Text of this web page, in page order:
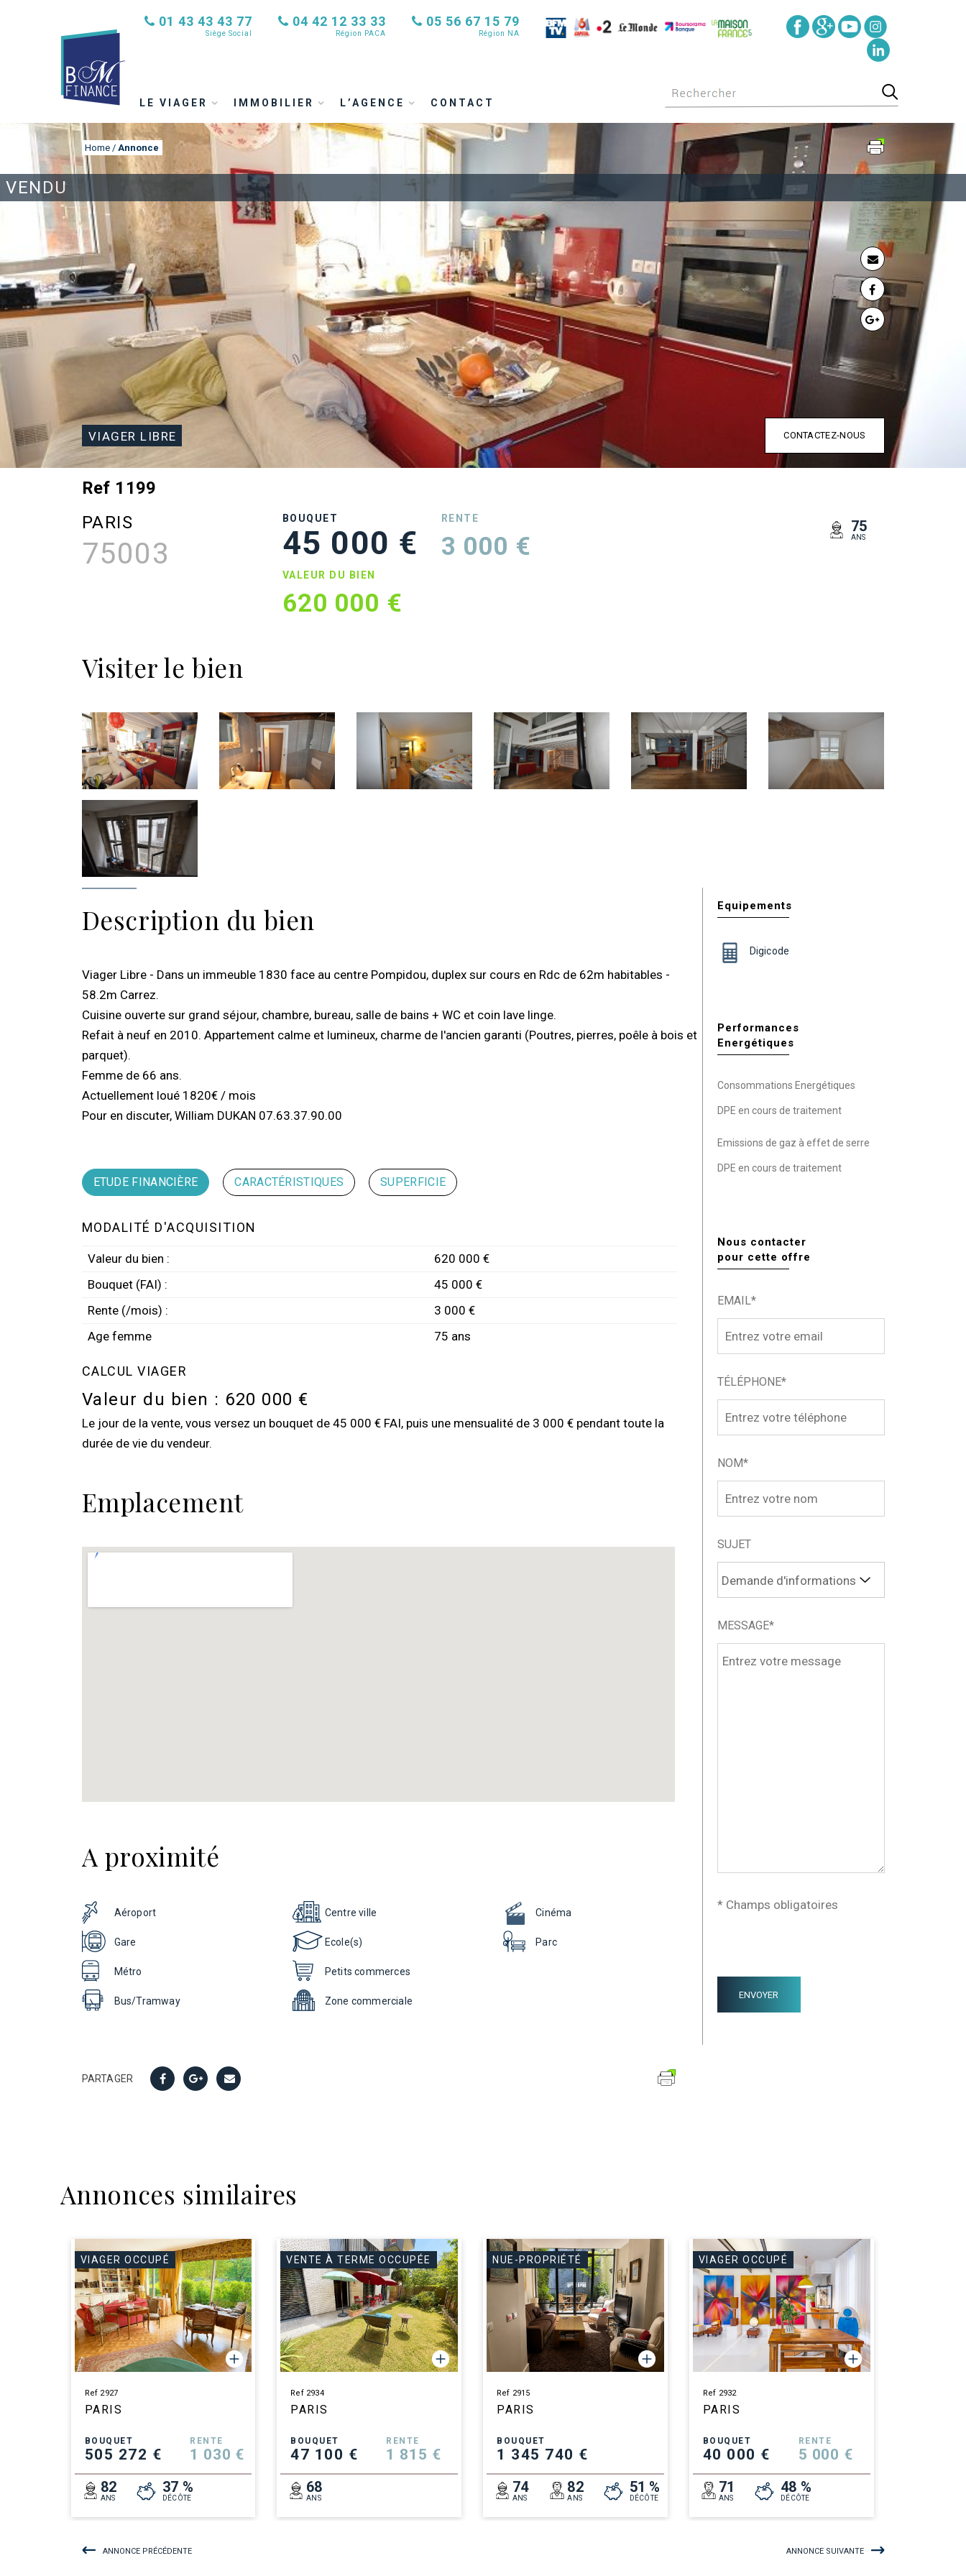
01 43 43 43 77
Siège Social
04 42 12 33 33
Région PACA
05 56 67 15 79
Région NA
LE VIAGER IMMOBILIER L’AGENCE CONTACT
VENDU
Home / Annonce
ANNONCE
VIAGER LIBRE CONTACTEZ-NOUS
Ref 1199
PARIS
75003
BOUQUET
45 000 €
RENTE
3 000 €
VALEUR DU BIEN
620 000 €
75
ANS
Visiter le bien
Description du bien
Viager Libre - Dans un immeuble 1830 face au centre Pompidou, duplex sur cours en Rdc de 62m habitables -
58.2m Carrez.
Cuisine ouverte sur grand séjour, chambre, bureau, salle de bains + WC et coin lave linge.
Refait à neuf en 2010. Appartement calme et lumineux, charme de l'ancien garanti (Poutres, pierres, poêle à bois et
parquet).
Femme de 66 ans.
Actuellement loué 1820€ / mois
Pour en discuter, William DUKAN 07.63.37.90.00
ETUDE FINANCIÈRE CARACTÉRISTIQUES SUPERFICIE
MODALITÉ D'ACQUISITION
Valeur du bien :
620 000 €
Bouquet (FAI) :
45 000 €
Rente (/mois) :
3 000 €
Age femme
75 ans
CALCUL VIAGER
Valeur du bien : 620 000 €
Le jour de la vente, vous versez un bouquet de 45 000 € FAI, puis une mensualité de 3 000 € pendant toute la
durée de vie du vendeur.
Emplacement
A proximité
Aéroport
Gare
Métro
Bus/Tramway
Centre ville
Ecole(s)
Petits commerces
Zone commerciale
Cinéma
Parc
Equipements
Digicode
Performances
Energétiques
Consommations Energétiques
DPE en cours de traitement
Emissions de gaz à effet de serre
DPE en cours de traitement
Nous contacter
pour cette offre
EMAIL*
TÉLÉPHONE*
NOM*
SUJET
MESSAGE*
* Champs obligatoires
PARTAGER
Annonces similaires
VIAGER OCCUPÉ
Ref 2927
PARIS
BOUQUET
505 272 €
RENTE
1 030 €
82
ANS
37 %
DÉCÔTE
VENTE À TERME OCCUPÉE
Ref 2934
PARIS
BOUQUET
47 100 €
RENTE
1 815 €
68
ANS
NUE-PROPRIÉTÉ
Ref 2915
PARIS
BOUQUET
1 345 740 €
74
ANS
82
ANS
51 %
DÉCÔTE
VIAGER OCCUPÉ
Ref 2932
PARIS
BOUQUET
40 000 €
RENTE
5 000 €
71
ANS
48 %
DÉCÔTE
ANNONCE PRÉCÉDENTE ANNONCE SUIVANTE